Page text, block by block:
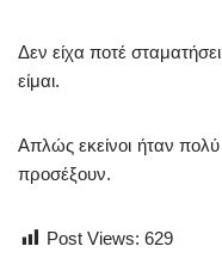
Δεν είχα ποτέ
είμαι.
Απλώς εκείνοι ήταν
προσέξουν.
Post Views: 629